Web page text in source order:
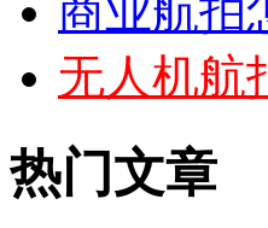
商业航拍
无人机航
热门文章